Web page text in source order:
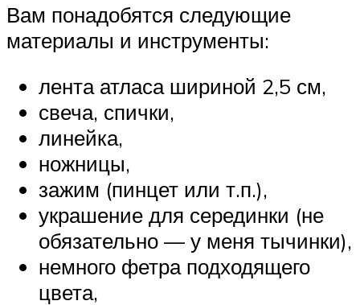
Вам понадобятся следующие
материалы и инструменты:
лента атласа шириной 2,5 см,
свеча, спички,
линейка,
ножницы,
зажим (пинцет или т.п.),
украшение для серединки (не
обязательно — у меня тычинки),
немного фетра подходящего
цвета,